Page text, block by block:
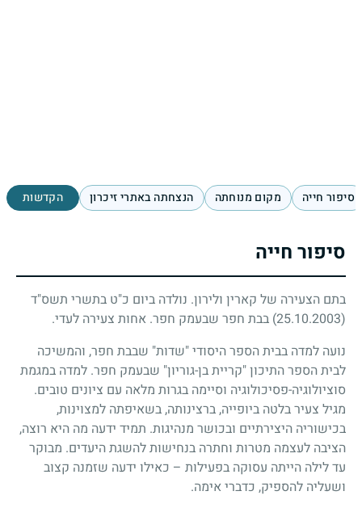
סיפור חייה מקום מנוחתה הנצחתה באתרי זיכרון הקדשות
סיפור חייה
בתם הצעירה של קארין ולירון. נולדה ביום כ"ט בתשרי תשס"ד
(25.10.2003)
בבת חפר שבעמק חפר. אחות צעירה לעדי.
נועה למדה בבית הספר היסודי "שדות" שבבת חפר, והמשיכה
לבית הספר התיכון "קריית בן-גוריון" שבעמק חפר. למדה במגמת
סוציולוגיה-פסיכולוגיה וסיימה בגרות מלאה עם ציונים טובים.
מגיל צעיר בלטה ביופייה, ברצינותה, בשאיפתה למצוינות,
בכישוריה היצירתיים ובכושר מנהיגות. תמיד ידעה מה היא רוצה,
הציבה לעצמה מטרות וחתרה בנחישות להשגת היעדים. מבוקר
עד לילה הייתה עסוקה בפעילות – כאילו ידעה שזמנה קצוב
ושעליה להספיק, כדברי אימה.